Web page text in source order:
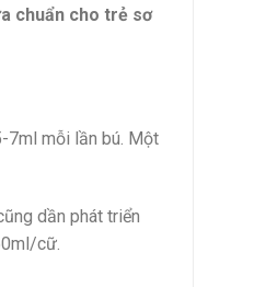
chuẩn cho trẻ sơ
7ml mỗi lần bú. Một
dần phát triển
cữ.